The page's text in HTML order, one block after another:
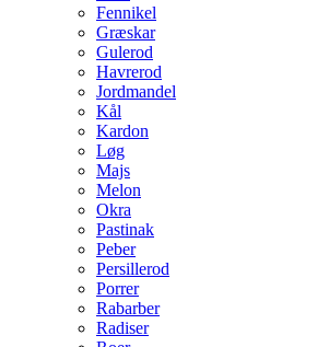
Fennikel
Græskar
Gulerod
Havrerod
Jordmandel
Kål
Kardon
Løg
Majs
Melon
Okra
Pastinak
Peber
Persillerod
Porrer
Rabarber
Radiser